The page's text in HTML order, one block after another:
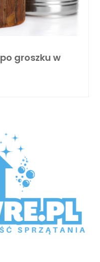
groszku w